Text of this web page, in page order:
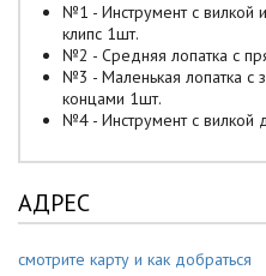
№1 - Инструмент с вилкой
клипс 1шт.
№2 - Средняя лопатка с
№3 - Маленькая лопатка с
концами 1шт.
№4 - Инструмент с вилкой
АДРЕС
смотрите карту и как добраться